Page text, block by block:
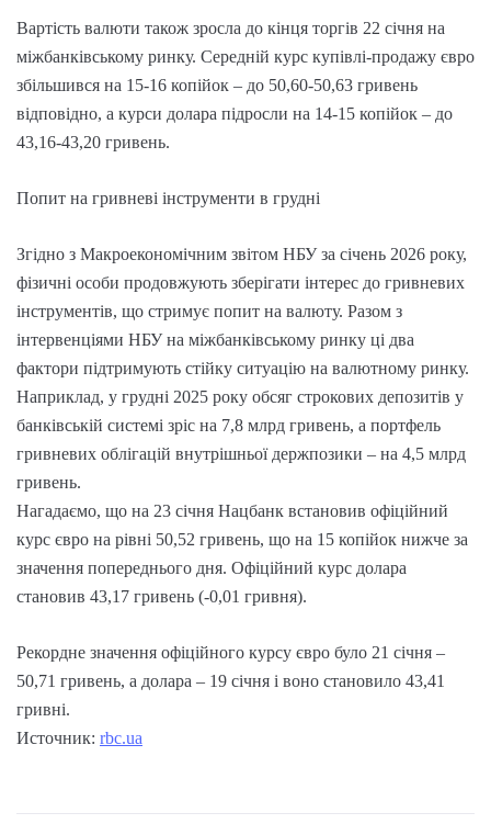
Вартість валюти також зросла до кінця торгів 22 січня на
міжбанківському ринку. Середній курс купівлі-продажу євро
збільшився на 15-16 копійок – до 50,60-50,63 гривень
відповідно, а курси долара підросли на 14-15 копійок – до
43,16-43,20 гривень.
Попит на гривневі інструменти в грудні
Згідно з Макроекономічним звітом НБУ за січень 2026 року,
фізичні особи продовжують зберігати інтерес до гривневих
інструментів, що стримує попит на валюту. Разом з
інтервенціями НБУ на міжбанківському ринку ці два
фактори підтримують стійку ситуацію на валютному ринку.
Наприклад, у грудні 2025 року обсяг строкових депозитів у
банківській системі зріс на 7,8 млрд гривень, а портфель
гривневих облігацій внутрішньої держпозики – на 4,5 млрд
гривень.
Нагадаємо, що на 23 січня Нацбанк встановив офіційний
курс євро на рівні 50,52 гривень, що на 15 копійок нижче за
значення попереднього дня. Офіційний курс долара
становив 43,17 гривень (-0,01 гривня).
Рекордне значення офіційного курсу євро було 21 січня –
50,71 гривень, а долара – 19 січня і воно становило 43,41
гривні.
Источник: rbc.ua